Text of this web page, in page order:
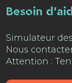
Besoin
Simulateur
Nous
Attention :